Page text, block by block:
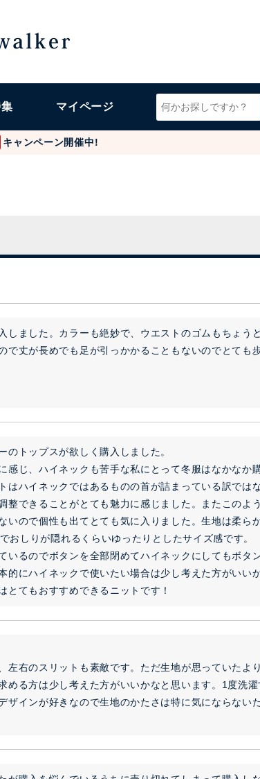
マイページ
キャンペーン開催中!
しました。カラーも絶妙で、ウエストのゴムもちょう
で丈が長めでも足が引っかかることもないのでとても
トップスが欲しく購入しました。
感じ、ハイネックも苦手な私にとって冬服はなかなか
はハイネックではあるものの首が詰まっている訳では
整できることがとても魅力に感じました。またこのよ
いので個性も出てとても気に入りました。生地は柔ら
おしりが隠れるくらいゆったりとしたサイズ感です。
いるのでボタンを全部閉めてハイネックにしてもボタ
的にハイネックで使いたい場合は少し考えた方がいい
とてもおすすめできるニットです！
左右のスリットも素敵です。ただ生地が思っていたよ
める方は少し考えた方がいいかなと思います。1度洗
ザインが好きなので生地のかたさは特に気にならない